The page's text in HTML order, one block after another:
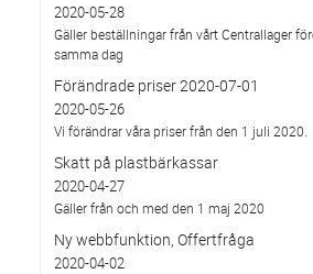
2020-05-28
Gäller beställningar från vårt Centrallager
samma dag
Förändrade priser 2020-07-01
2020-05-26
Vi förändrar våra priser från den 1 juli 2020.
Skatt på plastbärkassar
2020-04-27
Gäller från och med den 1 maj 2020
Ny webbfunktion, Offertfråga
2020-04-02